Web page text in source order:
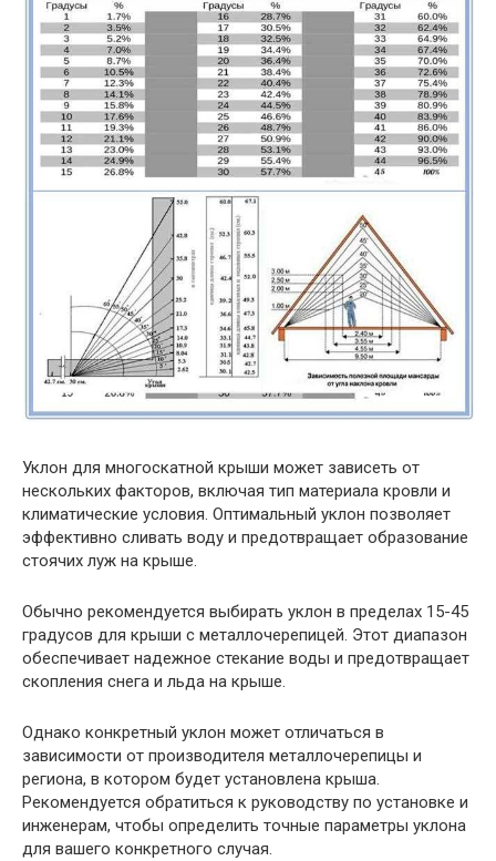
Уклон для многоскатной крыши может зависеть от
нескольких факторов, включая тип материала кровли и
климатические условия. Оптимальный уклон позволяет
эффективно сливать воду и предотвращает образование
стоячих луж на крыше.
Обычно рекомендуется выбирать уклон в пределах 15-45
градусов для крыши с металлочерепицей. Этот диапазон
обеспечивает надежное стекание воды и предотвращает
скопления снега и льда на крыше.
Однако конкретный уклон может отличаться в
зависимости от производителя металлочерепицы и
региона, в котором будет установлена крыша.
Рекомендуется обратиться к руководству по установке и
инженерам, чтобы определить точные параметры уклона
для вашего конкретного случая.